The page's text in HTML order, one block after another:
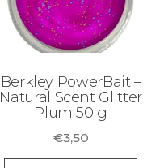
Berkley PowerBait –
Natural Scent Glitter
Plum 50 g
€3,50